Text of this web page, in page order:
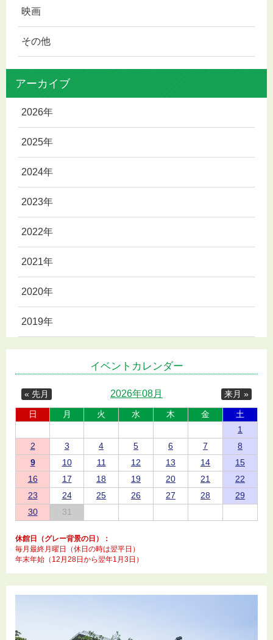
映画
その他
アーカイブ
2026年
2025年
2024年
2023年
2022年
2021年
2020年
2019年
イベントカレンダー
« 先月 来月 »
2026年08月
日 月 火 水 木 金
土
1
2
3 4 5 6 7
8
9
10 11 12 13 14
15
16
17 18 19 20 21
22
23
24 25 26 27 28
29
30
31
休館日（グレー背景の日）：
毎月最終月曜日（休日の時は翌平日）
年末年始（12月28日から翌年1月3日）